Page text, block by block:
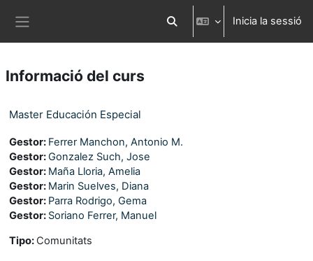
Commuta l'entrada de la cerca
Inicia la sessió
Informació del curs
Master Educación Especial
Gestor: Ferrer Manchon, Antonio M.
Gestor:Gonzalez Such, Jose
Gestor: Maña Lloria, Amelia
Gestor: Marin Suelves, Diana
Gestor: Parra Rodrigo, Gema
Gestor: Soriano Ferrer, Manuel
Tipo: Comunitats